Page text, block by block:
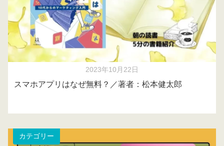
2023年10月22日
スマホアプリはなぜ無料？／著者：松本健太郎
カテゴリー